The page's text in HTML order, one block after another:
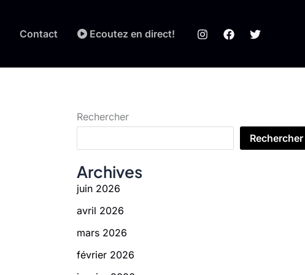
Contact Ecoutez en direct!
Rechercher
Rechercher
Archives
juin 2026
avril 2026
mars 2026
février 2026